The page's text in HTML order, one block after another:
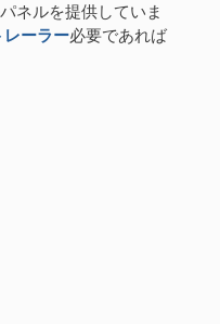
ネルを提供していま
ーラー必要であれば